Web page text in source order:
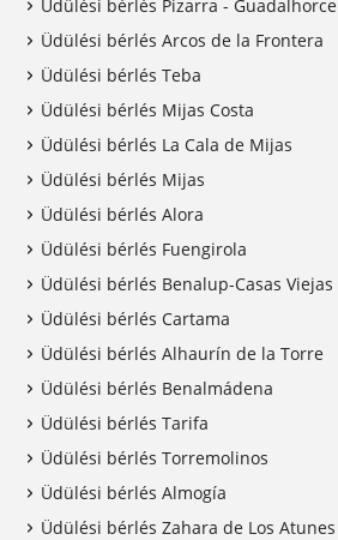
Üdülési bérlés Pizarra - Guadalhorce
Üdülési bérlés Arcos de la Frontera
Üdülési bérlés Teba
Üdülési bérlés Mijas Costa
Üdülési bérlés La Cala de Mijas
Üdülési bérlés Mijas
Üdülési bérlés Alora
Üdülési bérlés Fuengirola
Üdülési bérlés Benalup-Casas Viejas
Üdülési bérlés Cartama
Üdülési bérlés Alhaurín de la Torre
Üdülési bérlés Benalmádena
Üdülési bérlés Tarifa
Üdülési bérlés Torremolinos
Üdülési bérlés Almogía
Üdülési bérlés Zahara de Los Atunes